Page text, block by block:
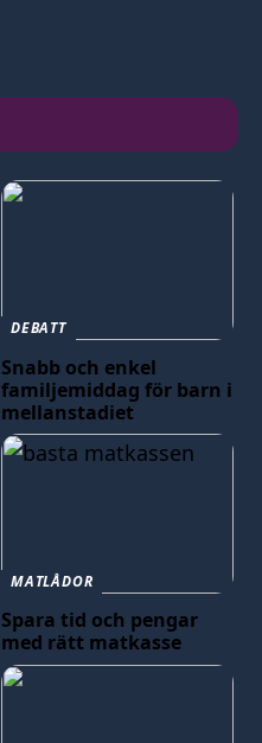
DEBATT
Snabb och enkel
familjemiddag för barn i
mellanstadiet
MATLÅDOR
Spara tid och pengar
med rätt matkasse